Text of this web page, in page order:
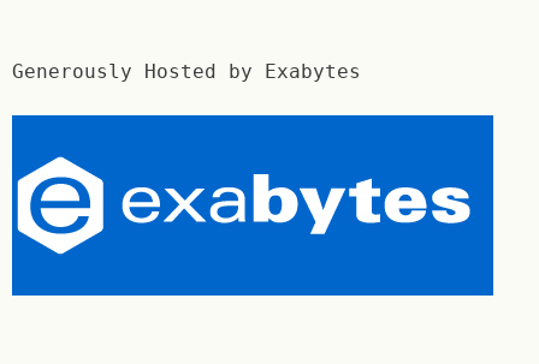
Generously Hosted by Exabytes